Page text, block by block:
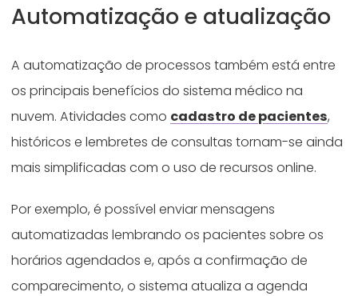
Automatização e atualização
A automatização de processos também está entre
os principais benefícios do sistema médico na
nuvem. Atividades como cadastro de pacientes,
históricos e lembretes de consultas tornam-se ainda
mais simplificadas com o uso de recursos online.
Por exemplo, é possível enviar mensagens
automatizadas lembrando os pacientes sobre os
horários agendados e, após a confirmação de
comparecimento, o sistema atualiza a agenda